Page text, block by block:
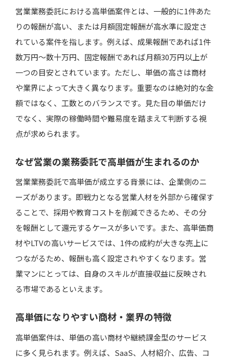
企業の直案件（パートナー制度）に応募する
実績・ポートフォリオを整備する
高単価案件で成果を出し続けるためのポイント
案件選定の精度を高める（売れる商材を選ぶ）
仮説検証と改善スピードを上げる
クライアントとの信頼関係を構築する
再現性のある営業プロセスを構築する
よくある質問
営業未経験でも高単価案件は獲得できますか？
どのくらいの単価が「高単価」と言えますか？
固定報酬と成果報酬はどちらが良いですか？
高単価案件はどこで探すのが効率的ですか？
営業業務委託における高単価案件とは、一般的に1件あた
りの報酬が高い、または月額固定報酬が高水準に設定さ
れている案件を指します。例えば、成果報酬であれば1件
数万円〜数十万円、固定報酬であれば月額30万円以上が
一つの目安とされています。ただし、単価の高さは商材
や業界によって大きく異なります。重要なのは絶対的な金
額ではなく、工数とのバランスです。見た目の単価だけ
でなく、実際の稼働時間や難易度を踏まえて判断する視
点が求められます。
なぜ営業の業務委託で高単価が生まれるのか
営業業務委託で高単価が成立する背景には、企業側のニ
ーズがあります。即戦力となる営業人材を外部から確保す
ることで、採用や教育コストを削減できるため、その分
を報酬として還元するケースが多いです。また、高単価商
材やLTVの高いサービスでは、1件の成約が大きな売上に
つながるため、報酬も高く設定されやすくなります。営
業マンにとっては、自身のスキルが直接収益に反映され
る市場であるといえます。
高単価になりやすい商材・業界の特徴
高単価案件は、単価の高い商材や継続課金型のサービス
に多く見られます。例えば、SaaS、人材紹介、広告、コ